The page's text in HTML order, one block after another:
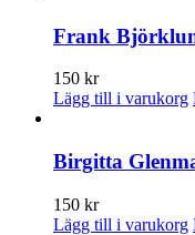
Frank
150 kr
Lägg till i varukorg
Birgitta
150 kr
Lägg till i varukorg